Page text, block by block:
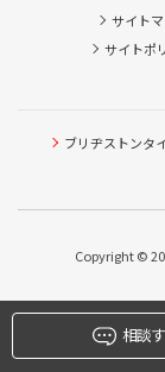
サイト
サイトポ
ブリヂストンタ
Copyright ©
相談
タイヤ点検